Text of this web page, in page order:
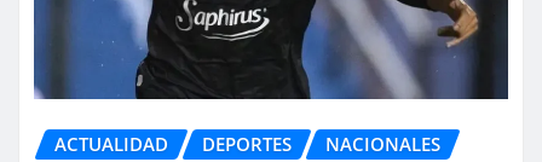
ACTUALIDAD DEPORTES NACIONALES